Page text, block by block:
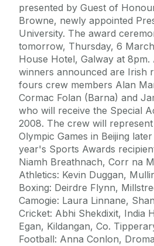
presented by Guest of
Browne, newly appointed
University. The award
tomorrow, Thursday, 6
House Hotel, Galway at
winners announced are Irish
fours crew members Alan
Cormac Folan (Barna) and
who will receive the Special
2008. The crew will
Olympic Games in Beijing
year's Sports Awards
Niamh Breathnach, Corr na
Athletics: Kevin Duggan,
Boxing: Deirdre Flynn,
Camogie: Laura Linnane,
Cricket: Abhi Shekdixit, India
Egan, Kildangan, Co.
Football: Anna Conlon,